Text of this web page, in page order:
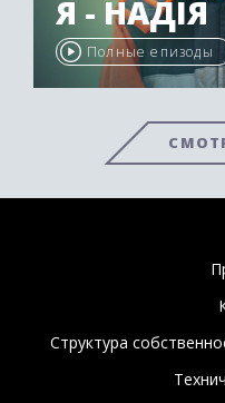
Я - НАДІЯ
Полные епизоды
Структура